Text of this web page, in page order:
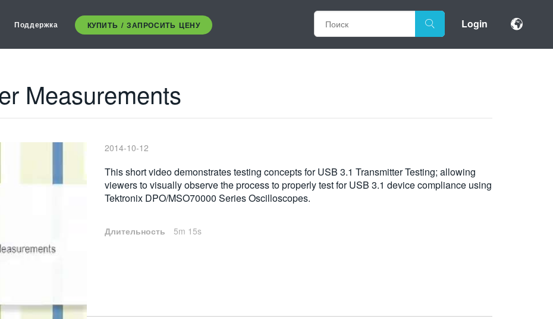
Поддержка КУПИТЬ / ЗАПРОСИТЬ ЦЕНУ Login
Measurements
2014-10-12
This short video demonstrates testing concepts for USB 3.1 Transmitter Testing; allowing
viewers to visually observe the process to properly test for USB 3.1 device compliance using
Tektronix DPO/MSO70000 Series Oscilloscopes.
Длительность 5m 15s